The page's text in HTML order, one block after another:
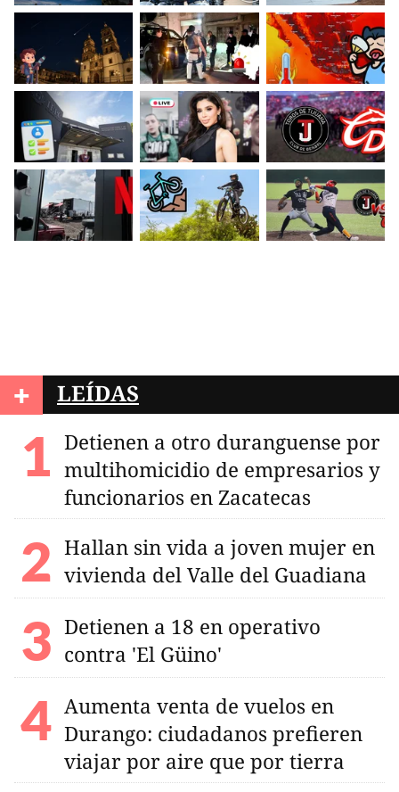
+ LEÍDAS
Detienen a otro duranguense por
multihomicidio de empresarios y
funcionarios en Zacatecas
Hallan sin vida a joven mujer en
vivienda del Valle del Guadiana
Detienen a 18 en operativo
contra 'El Güino'
Aumenta venta de vuelos en
Durango: ciudadanos prefieren
viajar por aire que por tierra